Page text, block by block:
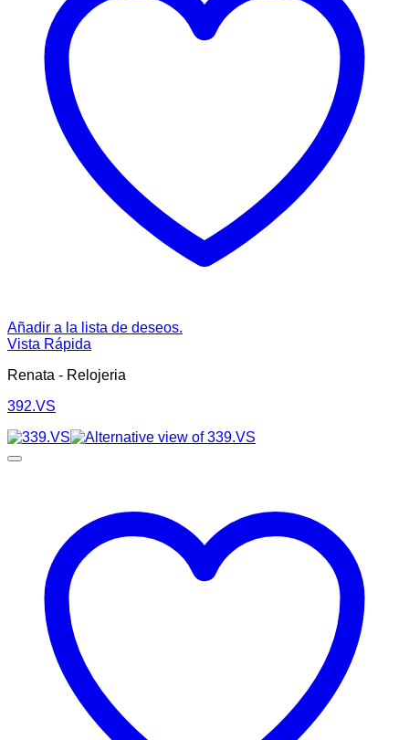
Añadir a la lista de deseos.
Vista Rápida
Renata - Relojeria
392.VS